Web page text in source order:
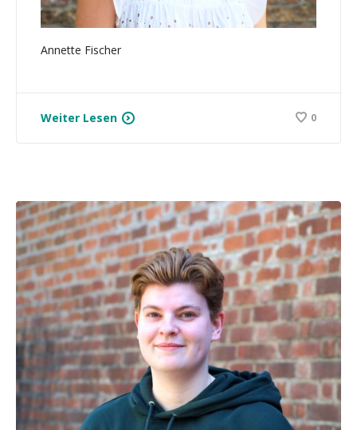
Annette Fischer
Weiter Lesen 0